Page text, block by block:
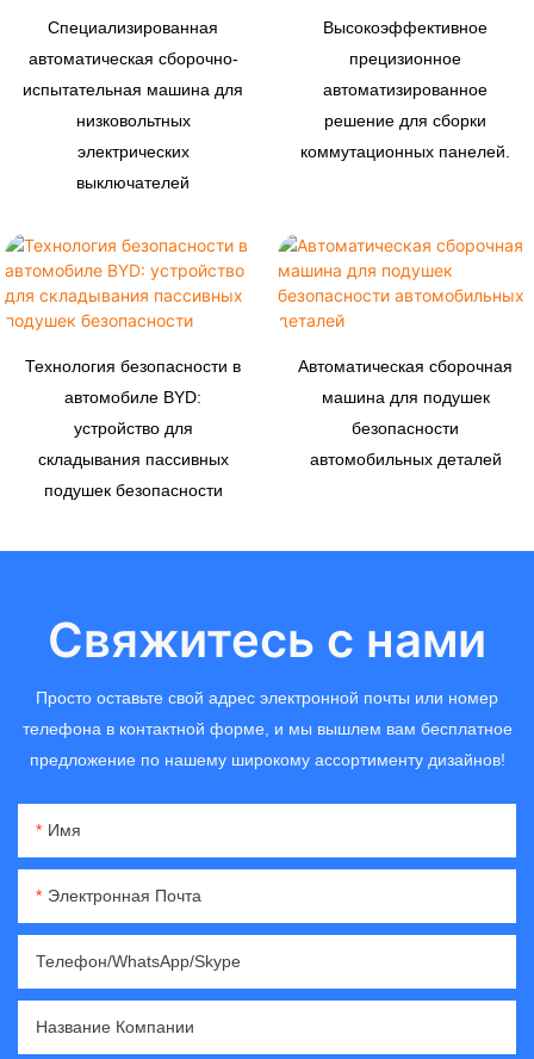
Специализированная
автоматическая сборочно-
испытательная машина для
низковольтных
электрических
выключателей
Высокоэффективное
прецизионное
автоматизированное
решение для сборки
коммутационных панелей.
Технология безопасности в
автомобиле BYD:
устройство для
складывания пассивных
подушек безопасности
Автоматическая сборочная
машина для подушек
безопасности
автомобильных деталей
Свяжитесь с нами
Просто оставьте свой адрес электронной почты или номер
телефона в контактной форме, и мы вышлем вам бесплатное
предложение по нашему широкому ассортименту дизайнов!
Имя
Электронная Почта
Телефон/WhatsApp/Skype
Название Компании